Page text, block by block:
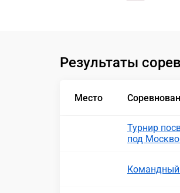
Результаты
Место
Турнир
под
Командный